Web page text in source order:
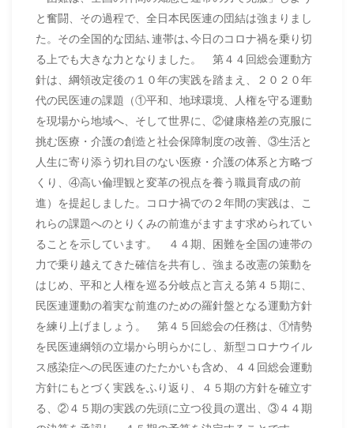
と奮闘、その過程で、全日本民医連の団結は強まりまし
た。その全国的な団結､連帯は､今日のコロナ禍を乗り切
る上でも大きな力となりました。 第４４回総会運動方
針は、綱領改定後の１０年の実践を踏まえ、２０２０年
代の民医連の課題（①平和、地球環境、人権を守る運動
を現場から地域へ、そして世界に、②健康格差の克服に
挑む医療・介護の創造と社会保障制度の改善、③生活と
人生に寄り添う切れ目のない医療・介護の体系と方略づ
くり、④高い倫理観と変革の視点を養う職員育成の前
進）を提起しました。コロナ禍での２年間の実践は、こ
れらの課題へのとりくみの前進がますます求められてい
ることを示しています。 ４４期、困難を全国の連帯の
力で乗り越えてきた確信を共有し、強まる改憲の策動を
はじめ、平和と人権を巡る分岐点と言える第４５期に、
民医連運動の着実な前進のための羅針盤となる運動方針
を練り上げましょう。 第４５回総会の任務は、①情勢
を民医連綱領の立場から明らかにし、新型コロナウイル
ス感染症への民医連のたたかいも含め、４４回総会運動
方針にもとづく実践をふり返り、４５期の方針を確立す
る、②４５期の実践の先頭に立つ役員の選出、③４４期